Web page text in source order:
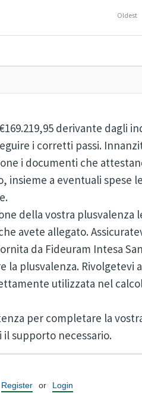
Oldest
derivante dagli
i corretti passi.
i documenti che
insieme a eventuali spese
della vostra plusvalenza
avete allegato.
da Fideuram Intesa
la plusvalenza. Rivolgetevi
utilizzata nel
per completare la
supporto necessario.
Register or Login